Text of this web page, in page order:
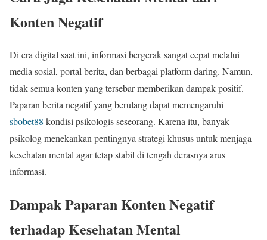
Konten Negatif
Di era digital saat ini, informasi bergerak sangat cepat melalui
media sosial, portal berita, dan berbagai platform daring. Namun,
tidak semua konten yang tersebar memberikan dampak positif.
Paparan berita negatif yang berulang dapat memengaruhi
sbobet88 kondisi psikologis seseorang. Karena itu, banyak
psikolog menekankan pentingnya strategi khusus untuk menjaga
kesehatan mental agar tetap stabil di tengah derasnya arus
informasi.
Dampak Paparan Konten Negatif
terhadap Kesehatan Mental